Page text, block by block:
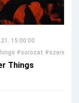
15:00:00
#sorozat #szereplők
Things